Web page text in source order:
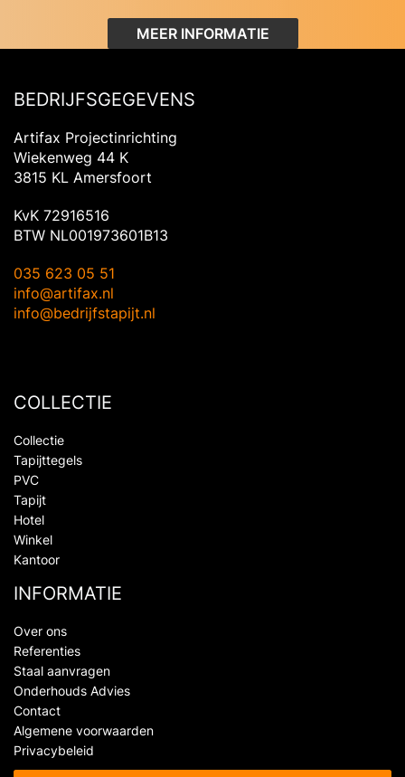
MEER INFORMATIE
BEDRIJFSGEGEVENS
Artifax Projectinrichting
Wiekenweg 44 K
3815 KL Amersfoort
KvK 72916516
BTW NL001973601B13
035 623 05 51
info@artifax.nl
info@bedrijfstapijt.nl
COLLECTIE
Collectie
Tapijttegels
PVC
Tapijt
Hotel
Winkel
Kantoor
INFORMATIE
Over ons
Referenties
Staal aanvragen
Onderhouds Advies
Contact
Algemene voorwaarden
Privacybeleid